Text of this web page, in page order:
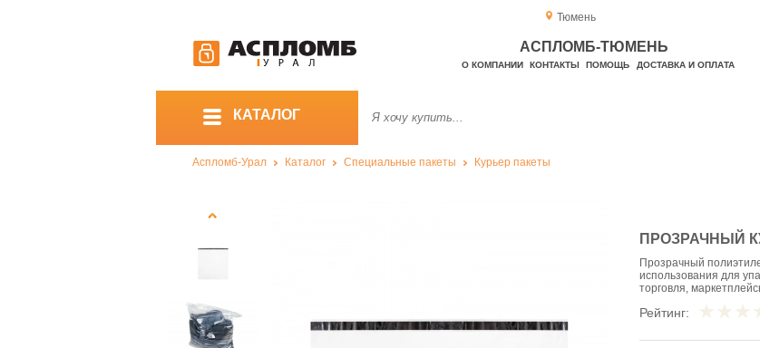
Тюмень
АСПЛОМБ-ТЮМЕНЬ
О КОМПАНИИ КОНТАКТЫ ПОМОЩЬ ДОСТАВКА И ОПЛАТА
КАТАЛОГ
Аспломб-Урал Каталог Специальные пакеты Курьер пакеты
ПРОЗРАЧНЫЙ
Прозрачный
использования для
торговля,
Рейтинг: